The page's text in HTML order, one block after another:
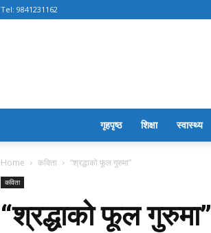
Tel: 9841231162
गृहपृष्ठ शिक्षा स्वास्थ्य
Home कविता “श्रद्धाको फूल गुरुमा”
कविता
“श्रद्धाको फूल गुरुमा”